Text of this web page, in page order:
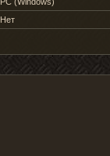
Нет